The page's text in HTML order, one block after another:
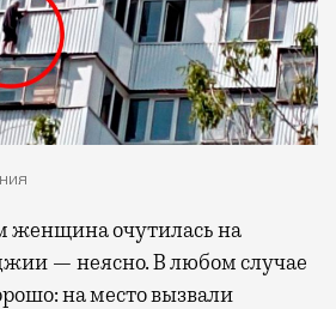
— неясно. В любом случае
на место вызвали